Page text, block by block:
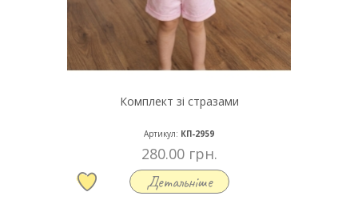
Комплект зі стразами
Артикул: КП-2959
280.00 грн.
Детальніше